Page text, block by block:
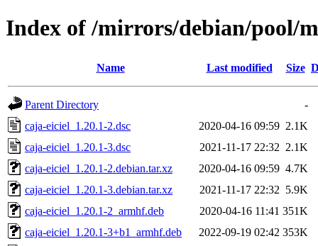
Index of /mirrors/debian/pool/
Name Last modified Size
Parent Directory
-
caja-eiciel_1.20.1-2.dsc
2020-04-16 09:59 2.1K
caja-eiciel_1.20.1-3.dsc
2021-11-17 22:32 2.1K
caja-eiciel_1.20.1-2.debian.tar.xz
2020-04-16 09:59 4.7K
caja-eiciel_1.20.1-3.debian.tar.xz
2021-11-17 22:32 5.9K
caja-eiciel_1.20.1-2_armhf.deb
2020-04-16 11:41 351K
caja-eiciel_1.20.1-3+b1_armhf.deb
2022-09-19 02:42 353K